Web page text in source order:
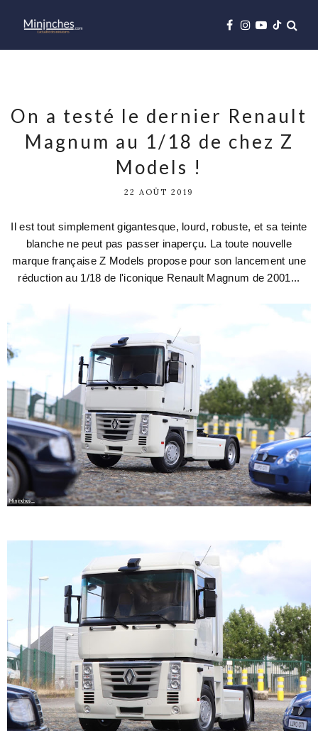
On a testé le dernier Renault
Magnum au 1/18 de chez Z
Models !
22 AOÛT 2019
Il est tout simplement gigantesque, lourd, robuste, et sa teinte
blanche ne peut pas passer inaperçu. La toute nouvelle
marque française Z Models propose pour son lancement une
réduction au 1/18 de l'iconique Renault Magnum de 2001...